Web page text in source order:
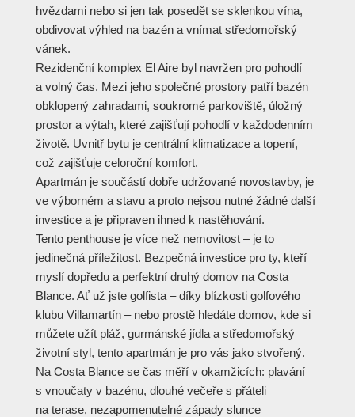
hvězdami nebo si jen tak posedět se sklenkou vína,
obdivovat výhled na bazén a vnímat středomořský
vánek.
Rezidenční komplex El Aire byl navržen pro pohodlí
a volný čas. Mezi jeho společné prostory patří bazén
obklopený zahradami, soukromé parkoviště, úložný
prostor a výtah, které zajišťují pohodlí v každodenním
životě. Uvnitř bytu je centrální klimatizace a topení,
což zajišťuje celoroční komfort.
Apartmán je součástí dobře udržované novostavby, je
ve výborném a stavu a proto nejsou nutné žádné další
investice a je připraven ihned k nastěhování.
Tento penthouse je více než nemovitost – je to
jedinečná příležitost. Bezpečná investice pro ty, kteří
myslí dopředu a perfektní druhý domov na Costa
Blance. Ať už jste golfista – díky blízkosti golfového
klubu Villamartín – nebo prostě hledáte domov, kde si
můžete užít pláž, gurmánské jídla a středomořský
životní styl, tento apartmán je pro vás jako stvořený.
Na Costa Blance se čas měří v okamžicích: plavání
s vnoučaty v bazénu, dlouhé večeře s přáteli
na terase, nezapomenutelné západy slunce